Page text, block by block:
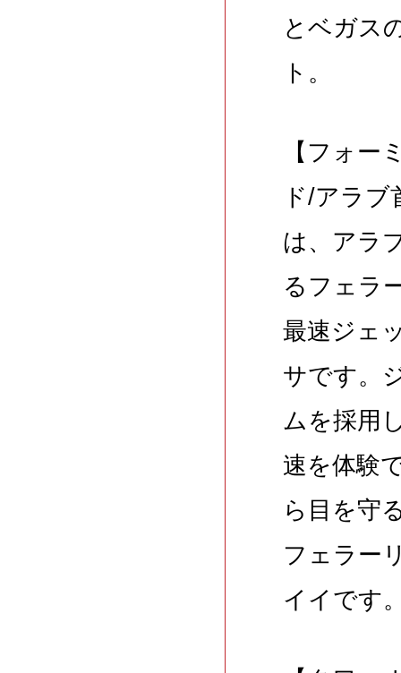
とベガス
ト。
【フォー
ド/アラ
は、アラ
るフェラ
最速ジェ
サです。
ムを採用
速を体験
ら目を守
フェラー
イイです